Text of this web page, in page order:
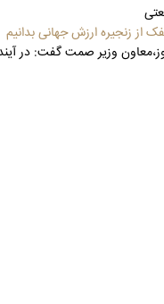
از زنجیره ارزش جهانی بدانیم
وزیر صمت گفت: در